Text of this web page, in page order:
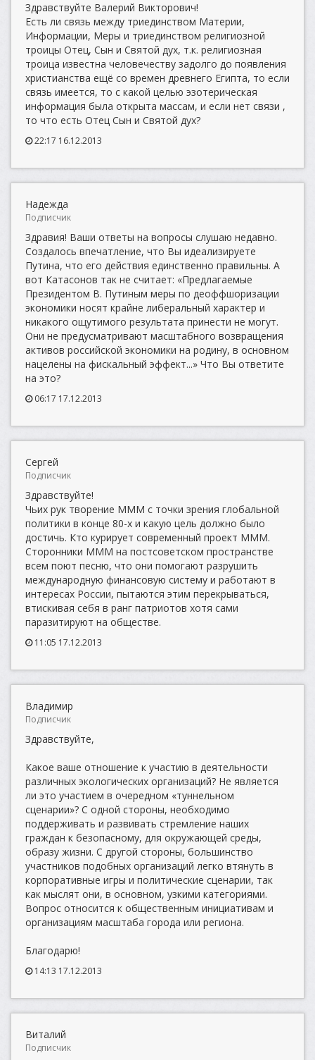
Здравствуйте Валерий Викторович!
Есть ли связь между триединством Материи,
Информации, Меры и триединством религиозной
троицы Отец, Сын и Святой дух, т.к. религиозная
троица известна человечеству задолго до появления
христианства ещё со времен древнего Египта, то если
связь имеется, то с какой целью эзотерическая
информация была открыта массам, и если нет связи ,
то что есть Отец Сын и Святой дух?
22:17 16.12.2013
Надежда
Подписчик
Здравия! Ваши ответы на вопросы слушаю недавно.
Создалось впечатление, что Вы идеализируете
Путина, что его действия единственно правильны. А
вот Катасонов так не считает: «Предлагаемые
Президентом В. Путиным меры по деоффшоризации
экономики носят крайне либеральный характер и
никакого ощутимого результата принести не могут.
Они не предусматривают масштабного возвращения
активов российской экономики на родину, в основном
нацелены на фискальный эффект...» Что Вы ответите
на это?
06:17 17.12.2013
Сергей
Подписчик
Здравствуйте!
Чьих рук творение МММ с точки зрения глобальной
политики в конце 80-х и какую цель должно было
достичь. Кто курирует современный проект МММ.
Сторонники МММ на постсоветском пространстве
всем поют песню, что они помогают разрушить
международную финансовую систему и работают в
интересах России, пытаются этим перекрываться,
втискивая себя в ранг патриотов хотя сами
паразитируют на обществе.
11:05 17.12.2013
Владимир
Подписчик
Здравствуйте,
Какое ваше отношение к участию в деятельности
различных экологических организаций? Не является
ли это участием в очередном «туннельном
сценарии»? С одной стороны, необходимо
поддерживать и развивать стремление наших
граждан к безопасному, для окружающей среды,
образу жизни. С другой стороны, большинство
участников подобных организаций легко втянуть в
корпоративные игры и политические сценарии, так
как мыслят они, в основном, узкими категориями.
Вопрос относится к общественным инициативам и
организациям масштаба города или региона.
Благодарю!
14:13 17.12.2013
Виталий
Подписчик